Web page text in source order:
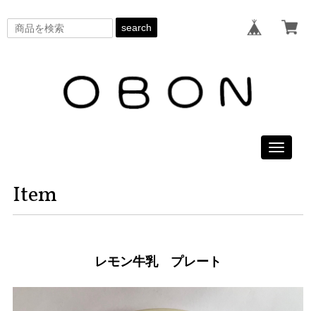
search
Toggle
Item
レモン牛乳 プレート